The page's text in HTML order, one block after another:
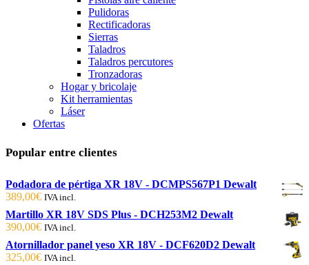
Pulidoras
Rectificadoras
Sierras
Taladros
Taladros percutores
Tronzadoras
Hogar y bricolaje
Kit herramientas
Láser
Ofertas
Popular entre clientes
Podadora de pértiga XR 18V - DCMPS567P1 Dewalt
389,00€ IVA incl.
Martillo XR 18V SDS Plus - DCH253M2 Dewalt
390,00€ IVA incl.
Atornillador panel yeso XR 18V - DCF620D2 Dewalt
325,00€ IVA incl.